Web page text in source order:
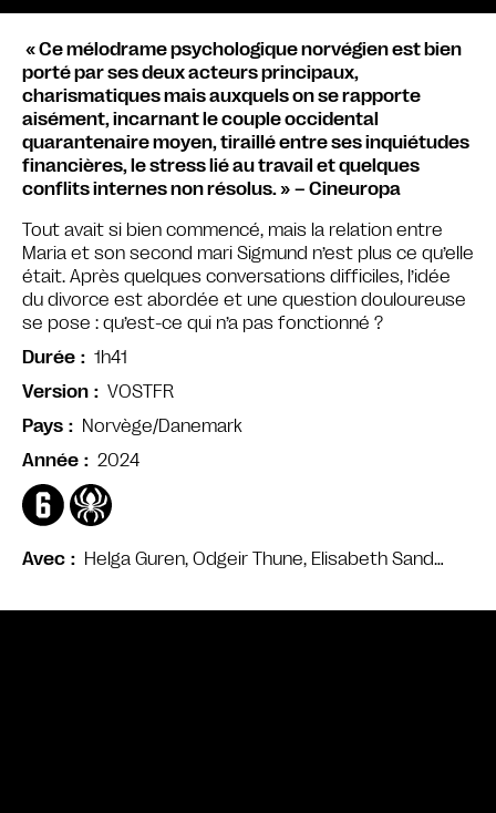
Avec Helga Guren, Odgeir Thune, Elisabeth Sand…
« Ce mélodrame psychologique norvégien est bien
porté par ses deux acteurs principaux,
charismatiques mais auxquels on se rapporte
aisément, incarnant le couple occidental
quarantenaire moyen, tiraillé entre ses inquiétudes
financières, le stress lié au travail et quelques
conflits internes non résolus. » – Cineuropa
Tout avait si bien commencé, mais la relation entre
Maria et son second mari Sigmund n’est plus ce qu’elle
était. Après quelques conversations difficiles, l’idée
du divorce est abordée et une question douloureuse
se pose : qu’est-ce qui n’a pas fonctionné ?
Durée
1h41
Version
VOSTFR
Pays
Norvège/Danemark
Année
2024